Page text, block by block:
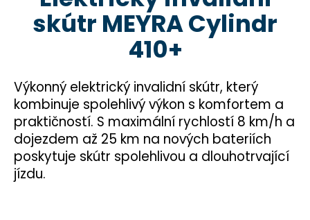
skútr MEYRA Cylindr
410+
Výkonný elektrický invalidní skútr, který
kombinuje spolehlivý výkon s komfortem a
praktičností. S maximální rychlostí 8 km/h a
dojezdem až 25 km na nových bateriích
poskytuje skútr spolehlivou a dlouhotrvající
jízdu.
?
HLEDAT